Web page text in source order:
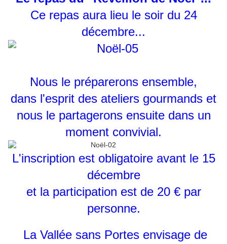
Ce repas aura lieu le soir du 24
décembre...
Nous le préparerons ensemble,
dans l'esprit des ateliers gourmands et
nous le partagerons ensuite dans un
moment convivial.
L'inscription est obligatoire avant le 15
décembre
et la participation est de 20 € par
personne.
La Vallée sans Portes envisage de